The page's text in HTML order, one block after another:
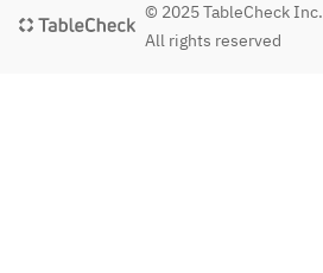
© 2025 TableCheck Inc.
All rights reserved